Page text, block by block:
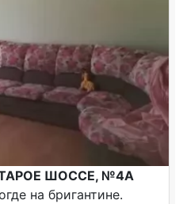
ШОССЕ, №4А
на бригантине.